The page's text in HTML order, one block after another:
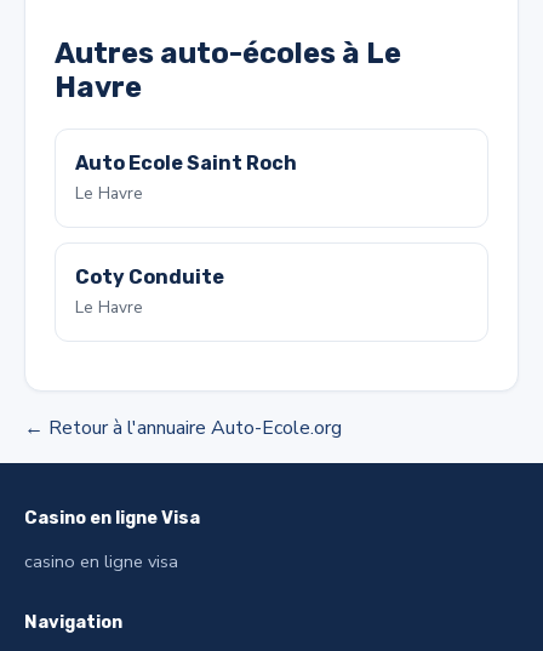
Autres auto-écoles à Le
Havre
Auto Ecole Saint Roch
Le Havre
Coty Conduite
Le Havre
← Retour à l'annuaire Auto-Ecole.org
Casino en ligne Visa
casino en ligne visa
Navigation